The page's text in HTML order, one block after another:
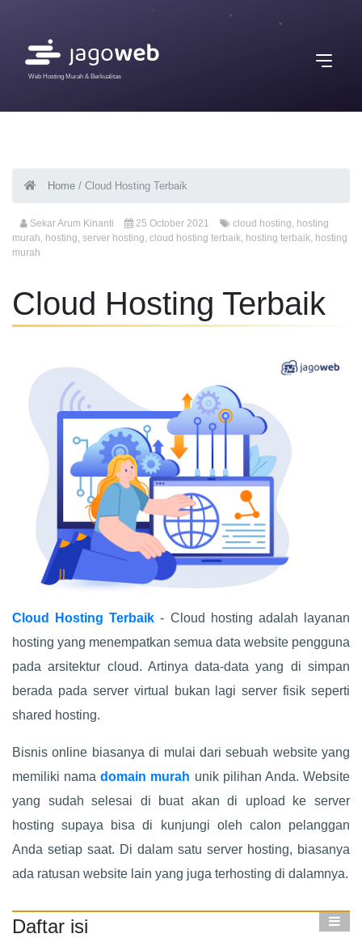
Web Hosting Murah & Berkualitas
Home / Cloud Hosting Terbaik
Sekar Arum Kinanti 25 October 2021 cloud hosting, hosting
murah, hosting, server hosting, cloud hosting terbaik, hosting terbaik, hosting
murah
Cloud Hosting Terbaik
Cloud Hosting Terbaik - Cloud hosting adalah layanan
hosting yang menempatkan semua data website pengguna
pada arsitektur cloud. Artinya data-data yang di simpan
berada pada server virtual bukan lagi server fisik seperti
shared hosting.
Bisnis online biasanya di mulai dari sebuah website yang
memiliki namadomain murah unik pilihan Anda. Website
yang sudah selesai di buat akan di upload ke server
hosting supaya bisa di kunjungi oleh calon pelanggan
Anda setiap saat. Di dalam satu server hosting, biasanya
ada ratusan website lain yang juga terhosting di dalamnya.
Daftar isi